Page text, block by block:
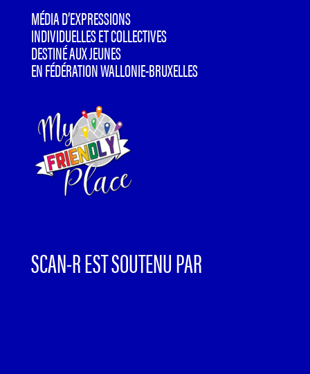
MÉDIA D’EXPRESSIONS
INDIVIDUELLES ET COLLECTIVES
DESTINÉ AUX JEUNES
EN FÉDÉRATION WALLONIE-BRUXELLES
SCAN-R EST SOUTENU PAR